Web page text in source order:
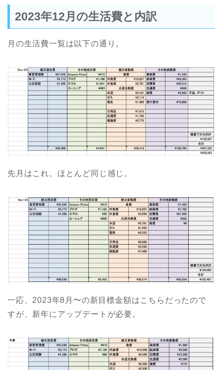
2023年12月の生活費と内訳
月の生活費一覧は以下の通り。
先月はこれ。ほとんど同じ感じ。
一応、2023年8月〜の新目標金額はこちらだったので
すが、新年にアップデートが必要。